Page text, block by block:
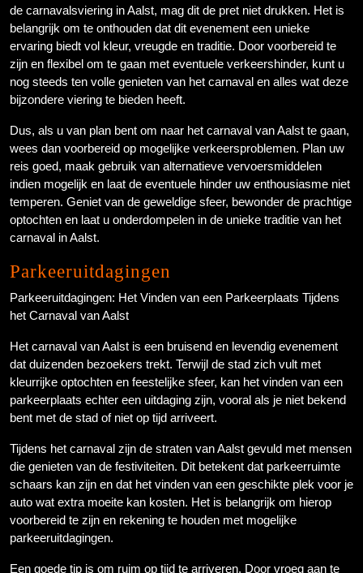
de carnavalsviering in Aalst, mag dit de pret niet drukken. Het is
belangrijk om te onthouden dat dit evenement een unieke
ervaring biedt vol kleur, vreugde en traditie. Door voorbereid te
zijn en flexibel om te gaan met eventuele verkeershinder, kunt u
nog steeds ten volle genieten van het carnaval en alles wat deze
bijzondere viering te bieden heeft.
Dus, als u van plan bent om naar het carnaval van Aalst te gaan,
wees dan voorbereid op mogelijke verkeersproblemen. Plan uw
reis goed, maak gebruik van alternatieve vervoersmiddelen
indien mogelijk en laat de eventuele hinder uw enthousiasme niet
temperen. Geniet van de geweldige sfeer, bewonder de prachtige
optochten en laat u onderdompelen in de unieke traditie van het
carnaval in Aalst.
Parkeeruitdagingen
Parkeeruitdagingen: Het Vinden van een Parkeerplaats Tijdens
het Carnaval van Aalst
Het carnaval van Aalst is een bruisend en levendig evenement
dat duizenden bezoekers trekt. Terwijl de stad zich vult met
kleurrijke optochten en feestelijke sfeer, kan het vinden van een
parkeerplaats echter een uitdaging zijn, vooral als je niet bekend
bent met de stad of niet op tijd arriveert.
Tijdens het carnaval zijn de straten van Aalst gevuld met mensen
die genieten van de festiviteiten. Dit betekent dat parkeerruimte
schaars kan zijn en dat het vinden van een geschikte plek voor je
auto wat extra moeite kan kosten. Het is belangrijk om hierop
voorbereid te zijn en rekening te houden met mogelijke
parkeeruitdagingen.
Een goede tip is om ruim op tijd te arriveren. Door vroeg aan te